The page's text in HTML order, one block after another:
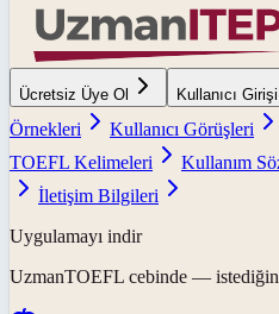
Ücretsiz Üye Ol Kullanıcı Girişi
Örnekleri
Kullanıcı Görüşleri
TOEFL Kelimeleri
Kullanım
İletişim Bilgileri
Uygulamayı indir
UzmanTOEFL cebinde — istediğin